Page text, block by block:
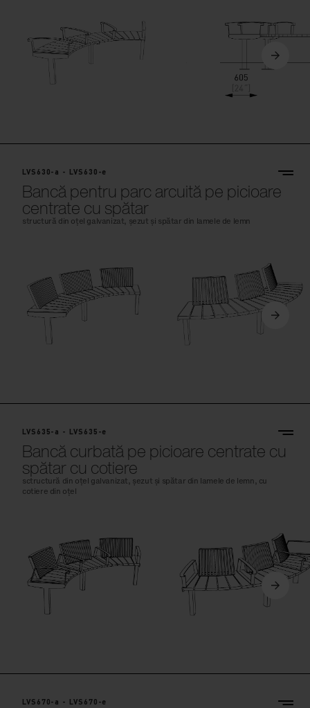
LVS630-a - LVS630-e
Bancă pentru parc arcuită pe picioare
centrate cu spătar
structură din oțel galvanizat, șezut și spătar din lamele de lemn
LVS635-a - LVS635-e
Bancă curbată pe picioare centrate cu
spătar cu cotiere
sctructură din oțel galvanizat, șezut și spătar din lamele de lemn, cu
cotiere din oțel
LVS670-a - LVS670-e